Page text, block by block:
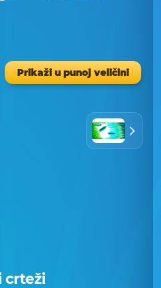
Prikaži u punoj veličini
crteži